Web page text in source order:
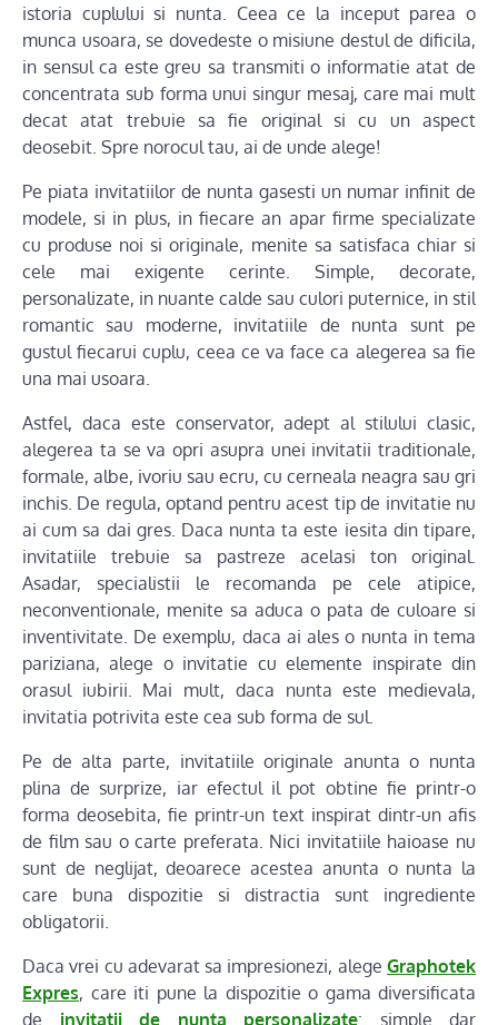
istoria cuplului si nunta. Ceea ce la inceput parea o
munca usoara, se dovedeste o misiune destul de dificila,
in sensul ca este greu sa transmiti o informatie atat de
concentrata sub forma unui singur mesaj, care mai mult
decat atat trebuie sa fie original si cu un aspect
deosebit. Spre norocul tau, ai de unde alege!
Pe piata invitatiilor de nunta gasesti un numar infinit de
modele, si in plus, in fiecare an apar firme specializate
cu produse noi si originale, menite sa satisfaca chiar si
cele mai exigente cerinte. Simple, decorate,
personalizate, in nuante calde sau culori puternice, in stil
romantic sau moderne, invitatiile de nunta sunt pe
gustul fiecarui cuplu, ceea ce va face ca alegerea sa fie
una mai usoara.
Astfel, daca este conservator, adept al stilului clasic,
alegerea ta se va opri asupra unei invitatii traditionale,
formale, albe, ivoriu sau ecru, cu cerneala neagra sau gri
inchis. De regula, optand pentru acest tip de invitatie nu
ai cum sa dai gres. Daca nunta ta este iesita din tipare,
invitatiile trebuie sa pastreze acelasi ton original.
Asadar, specialistii le recomanda pe cele atipice,
neconventionale, menite sa aduca o pata de culoare si
inventivitate. De exemplu, daca ai ales o nunta in tema
pariziana, alege o invitatie cu elemente inspirate din
orasul iubirii. Mai mult, daca nunta este medievala,
invitatia potrivita este cea sub forma de sul.
Pe de alta parte, invitatiile originale anunta o nunta
plina de surprize, iar efectul il pot obtine fie printr-o
forma deosebita, fie printr-un text inspirat dintr-un afis
de film sau o carte preferata. Nici invitatiile haioase nu
sunt de neglijat, deoarece acestea anunta o nunta la
care buna dispozitie si distractia sunt ingrediente
obligatorii.
Daca vrei cu adevarat sa impresionezi, alege Graphotek
Expres, care iti pune la dispozitie o gama diversificata
de invitatii de nunta personalizate: simple dar